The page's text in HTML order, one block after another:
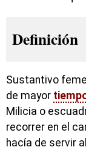
Definición
Sustantivo
de mayor
Milicia o
recorrer en el
hacía de servir